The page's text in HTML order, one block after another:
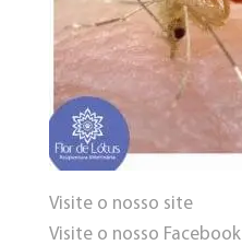
Visite o nosso site
Visite o nosso Facebook